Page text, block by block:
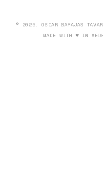
© 2026. OSCAR BARAJAS
MADE WITH ♥ IN